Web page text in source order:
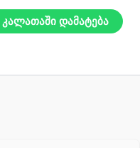
კალათაში დამატება